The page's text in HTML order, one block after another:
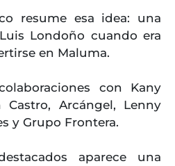
resume esa idea: una
Londoño cuando era
en Maluma.
con Kany
Castro, Arcángel, Lenny
y Grupo Frontera.
aparece una